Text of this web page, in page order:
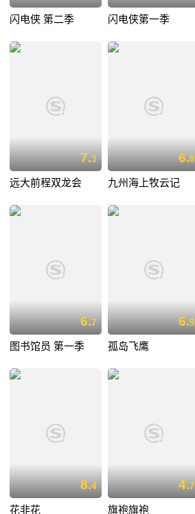
闪电侠 第二季 闪电侠第一季
7.3
远大前程双龙会
6.8
九州海上牧云记
6.7
图书馆员 第一季
6.9
孤岛飞鹰
8.4
花非花
4.7
旗袍旗袍